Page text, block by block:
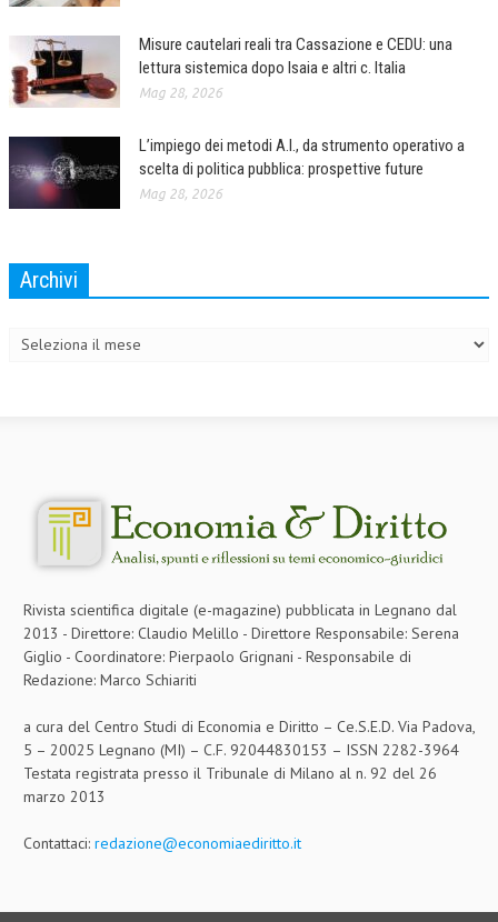
Misure cautelari reali tra Cassazione e CEDU: una
lettura sistemica dopo Isaia e altri c. Italia
Mag 28, 2026
L’impiego dei metodi A.I., da strumento operativo a
scelta di politica pubblica: prospettive future
Mag 28, 2026
Archivi
Rivista scientifica digitale (e-magazine) pubblicata in Legnano dal
2013 - Direttore: Claudio Melillo - Direttore Responsabile: Serena
Giglio - Coordinatore: Pierpaolo Grignani - Responsabile di
Redazione: Marco Schiariti
a cura del Centro Studi di Economia e Diritto – Ce.S.E.D. Via Padova,
5 – 20025 Legnano (MI) – C.F. 92044830153 – ISSN 2282-3964
Testata registrata presso il Tribunale di Milano al n. 92 del 26
marzo 2013
Contattaci: redazione@economiaediritto.it